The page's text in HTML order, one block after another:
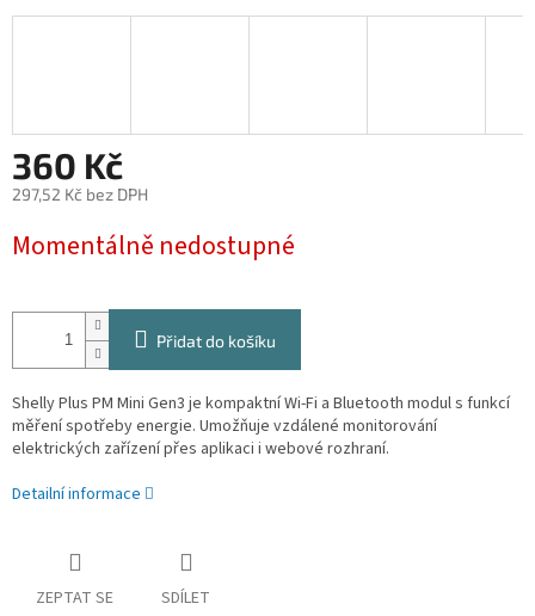
360 Kč
297,52 Kč bez DPH
cena:
Momentálně nedostupné
Přidat do košíku
Shelly Plus PM Mini Gen3 je kompaktní Wi-Fi a Bluetooth modul s funkcí
měření spotřeby energie. Umožňuje vzdálené monitorování
elektrických zařízení přes aplikaci i webové rozhraní.
Detailní informace
ZEPTAT SE SDÍLET